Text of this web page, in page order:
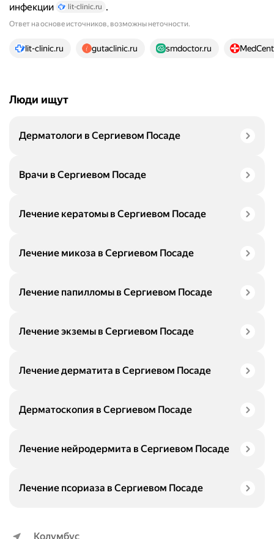
инфекции
lit-clinic.ru .
Ответ на основе источников, возможны неточности.
13 источников
lit-clinic.ru gutaclinic.ru smdoctor.ru
Люди ищут
Дерматологи в Сергиевом Посаде
Врачи в Сергиевом Посаде
Лечение кератомы в Сергиевом Посаде
Лечение микоза в Сергиевом Посаде
Лечение папилломы в Сергиевом Посаде
Лечение экземы в Сергиевом Посаде
Лечение дерматита в Сергиевом Посаде
Дерматоскопия в Сергиевом Посаде
Лечение нейродермита в Сергиевом Посаде
Лечение псориаза в Сергиевом Посаде
Колумбус